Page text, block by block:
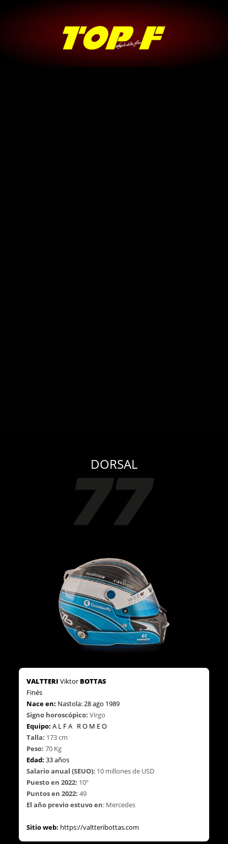
DORSAL
VALTTERI Viktor BOTTAS
Finés
Nace en: Nastola:28ago 1989
Signo horoscópico: Virgo
Equipo: A L F A R O M E O
Talla: 173cm
Peso: 70 Kg
Edad: 33 años
Salarioanual (SEUO): 10 millonesde USD
Puesto en2022: 10º
Puntos en2022: 49
El año previo estuvo en: Mercedes
Sitio web: https://valtteribottas.com